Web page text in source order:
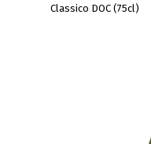
Classico DOC (75cl)